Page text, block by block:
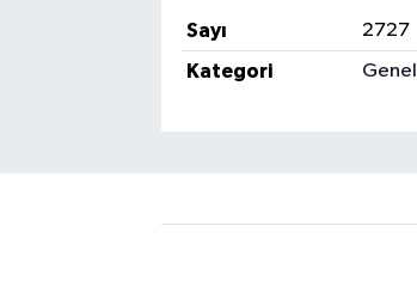
Sayı
2727
Kategori
Genel